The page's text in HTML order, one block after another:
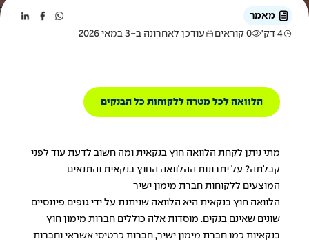
מאמר
4 דק'
0 קוראים עודכן לאחרונה ב-3 במאי 2026
הלוואה לכל מטרה ללקוחות כל הבנקים
מתי ניתן לקחת הלוואה חוץ בנקאית ומה חשוב לדעת עוד לפני
קבלתה? על יתרונות ההלוואה החוץ בנקאית והתנאים
המוצעים ללקוחות חברת מימון ישיר
הלוואה חוץ בנקאית היא הלוואה שניתנת על ידי גופים פיננסיים
שונים שאינם בנקים. מוסדות אלה כוללים חברות מימון חוץ
בנקאיות כמו חברת מימון ישיר, חברות כרטיסי אשראי וחברות